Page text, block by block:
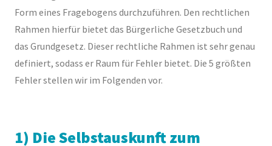
Form eines Fragebogens durchzuführen. Den rechtlichen
Rahmen hierfür bietet das Bürgerliche Gesetzbuch und
das Grundgesetz. Dieser rechtliche Rahmen ist sehr genau
definiert, sodass er Raum für Fehler bietet. Die 5 größten
Fehler stellen wir im Folgenden vor.
1) Die Selbstauskunft zum